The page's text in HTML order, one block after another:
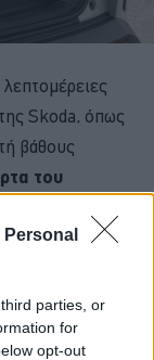
parties, or
for
opt-out
Skoda, όπως
βάθους
του
και το
επιτρέπει
ενέργειας.